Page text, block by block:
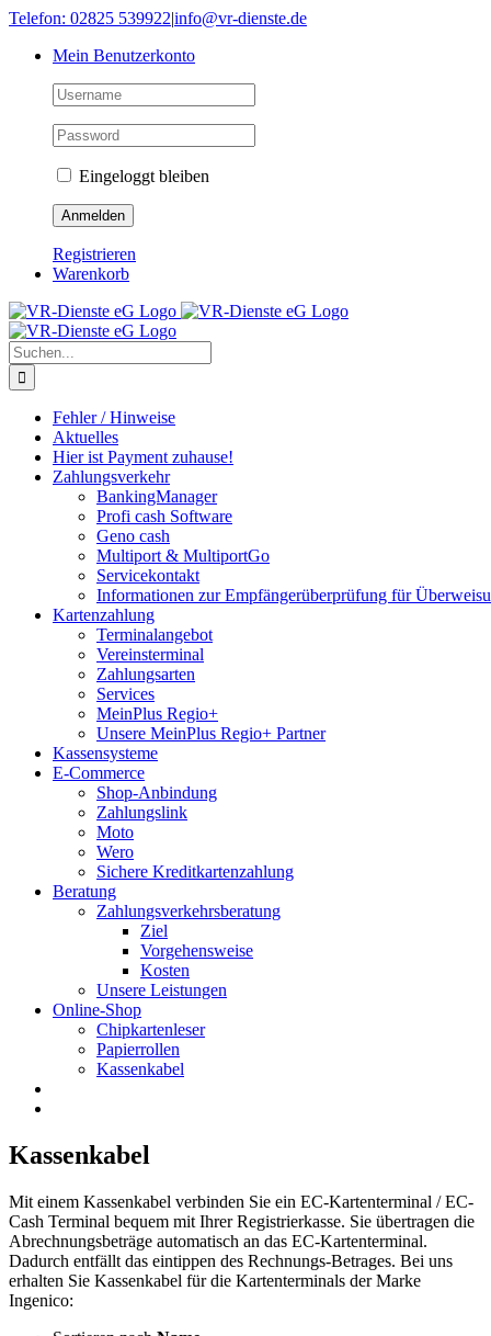
Skip
content
Telefon: 02825 539922|info@vr-dienste.de
Mein Benutzerkonto
Eingeloggt bleiben
Registrieren
Warenkorb
Suche
nach:
Fehler / Hinweise
Aktuelles
Hier ist Payment zuhause!
Zahlungsverkehr
BankingManager
Profi cash Software
Geno cash
Multiport & MultiportGo
Servicekontakt
Informationen zur Empfängerüberprüfung für
Kartenzahlung
Terminalangebot
Vereinsterminal
Zahlungsarten
Services
MeinPlus Regio+
Unsere MeinPlus Regio+ Partner
Kassensysteme
E-Commerce
Shop-Anbindung
Zahlungslink
Moto
Wero
Sichere Kreditkartenzahlung
Beratung
Zahlungsverkehrsberatung
Ziel
Vorgehensweise
Kosten
Unsere Leistungen
Online-Shop
Chipkartenleser
Papierrollen
Kassenkabel
Kassenkabel
Mit einem Kassenkabel verbinden Sie ein EC-Kartenterminal / EC-
Cash Terminal bequem mit Ihrer Registrierkasse. Sie übertragen die
Abrechnungsbeträge automatisch an das EC-Kartenterminal.
Dadurch entfällt das eintippen des Rechnungs-Betrages. Bei uns
erhalten Sie Kassenkabel für die Kartenterminals der Marke
Ingenico: